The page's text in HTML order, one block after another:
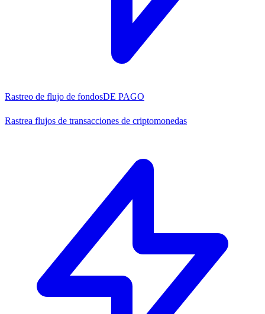
Rastreo de flujo de fondosDE PAGO
Rastrea flujos de transacciones de criptomonedas